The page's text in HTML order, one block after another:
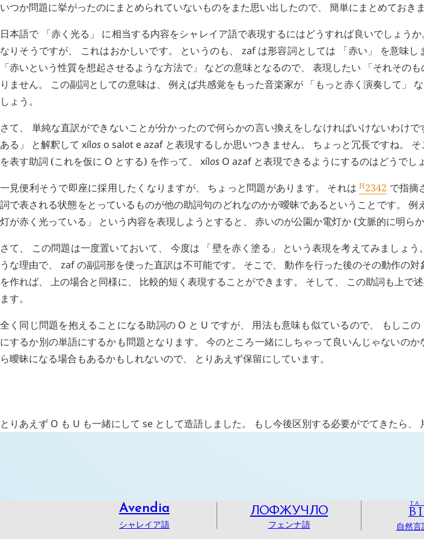
いつか問題に挙がったのにまとめられていないものをまた思い出したので、 簡単にまとめておきま
日本語で 「赤く光る」 に相当する内容をシャレイア語で表現するにはどうすれば良いでしょう
なりそうですが、 これはおかしいです。 というのも、 zafは形容詞としては 「赤い」 を意味し
「赤いという性質を想起させるような方法で」 などの意味となるので、 表現したい 「それその
りません。 この副詞としての意味は、 例えば共感覚をもった音楽家が 「もっと赤く演奏して」
しょう。
さて、 単純な直訳ができないことが分かったので何らかの言い換えをしなければいけないわけ
ある」 と解釈してxílos o salot eazaf と表現するしか思いつきません。 ちょっと冗長ですね。
を表す助詞 (これを仮に O とする) を作って、 xílos O azaf と表現できるようにするのはどうでし
一見便利そうで即座に採用したくなりますが、 ちょっと問題があります。 それはH2342 で指摘
詞で表される状態をとっているものが他の助詞句のどれなのかが曖昧であるということです。 例
灯が赤く光っている」 という内容を表現しようとすると、 赤いのが公園か電灯か (文脈的に明ら
さて、 この問題は一度置いておいて、 今度は 「壁を赤く塗る」 という表現を考えてみましょ
うな理由で、 zafの副詞形を使った直訳は不可能です。 そこで、 動作を行った後のその動作の
を作れば、 上の場合と同様に、 比較的短く表現することができます。 そして、 この助詞も上で
ます。
全く同じ問題を抱えることになる助詞の O と U ですが、 用法も意味も似ているので、 もしこ
にするか別の単語にするかも問題となります。 今のところ一緒にしちゃって良いんじゃないの
ら曖昧になる場合もあるかもしれないので、 とりあえず保留にしています。
とりあえず O も U も一緒にして se として造語しました。 もし今後区別する必要がでてきたら、
Avendia
シャレイア語
ЛОФЖУЧЛО
フェンナ語
ΤΑ
自然言